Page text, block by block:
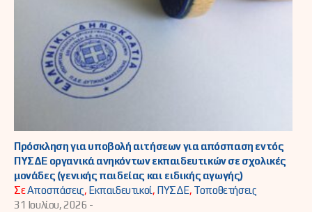
Πρόσκληση για υποβολή αιτήσεων για απόσπαση εντός
ΠΥΣΔΕ οργανικά ανηκόντων εκπαιδευτικών σε σχολικές
μονάδες (γενικής παιδείας και ειδικής αγωγής)
ΣεΑποσπάσεις, Εκπαιδευτικοί, ΠΥΣΔΕ, Τοποθετήσεις
31 Ιουλίου, 2026 -